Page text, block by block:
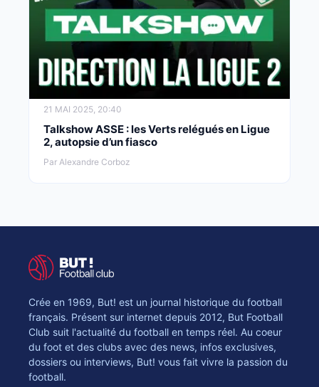
21 MAI 2025, 20:40
Talkshow ASSE : les Verts relégués en Ligue
2, autopsie d’un fiasco
Par Alexandre Corboz
Crée en 1969, But! est un journal historique du football
français. Présent sur internet depuis 2012, But Football
Club suit l'actualité du football en temps réel. Au coeur
du foot et des clubs avec des news, infos exclusives,
dossiers ou interviews, But! vous fait vivre la passion du
football.